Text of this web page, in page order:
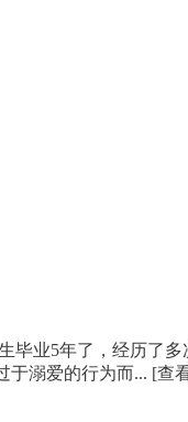
毕业5年了，经历了
于溺爱的行为而... [查